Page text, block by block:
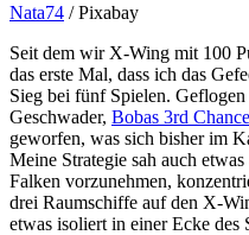
Nata74 / Pixabay
Seit dem wir X-Wing mit 100
das erste Mal, dass ich das
Sieg bei fünf Spielen.
Geschwader, Bobas 3rd Chance
geworfen, was sich bisher im
Meine Strategie sah auch
Falken vorzunehmen,
drei Raumschiffe auf den X-
etwas isoliert in einer Ecke des